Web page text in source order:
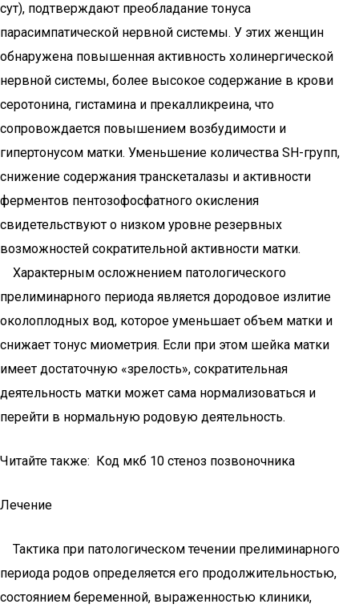
сут), подтверждают преобладание тонуса
парасимпатической нервной системы. У этих женщин
обнаружена повышенная активность холинергической
нервной системы, более высокое содержание в крови
серотонина, гистамина и прекалликреина, что
сопровождается повышением возбудимости и
гипертонусом матки. Уменьшение количества SH-групп,
снижение содержания транскеталазы и активности
ферментов пентозофосфатного окисления
свидетельствуют о низком уровне резервных
возможностей сократительной активности матки.
Характерным осложнением патологического
прелиминарного периода является дородовое излитие
околоплодных вод, которое уменьшает объем матки и
снижает тонус миометрия. Если при этом шейка матки
имеет достаточную «зрелость», сократительная
деятельность матки может сама нормализоваться и
перейти в нормальную родовую деятельность.
Читайте также: Код мкб 10 стеноз позвоночника
Лечение
Тактика при патологическом течении прелиминарного
периода родов определяется его продолжительностью,
состоянием беременной, выраженностью клиники,